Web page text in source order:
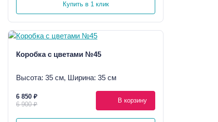
Купить в 1 клик
Коробка с цветами №45
Высота: 35 см, Ширина: 35 см
6 850 ₽
6 900 ₽
В корзину